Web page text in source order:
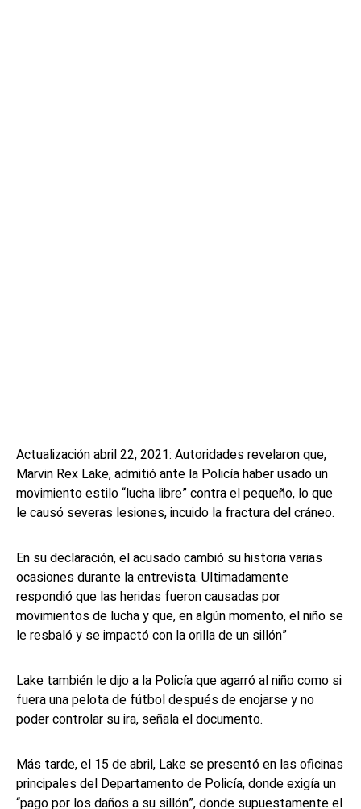
Actualización abril 22, 2021: Autoridades revelaron que,
Marvin Rex Lake, admitió ante la Policía haber usado un
movimiento estilo “lucha libre” contra el pequeño, lo que
le causó severas lesiones, incuido la fractura del cráneo.
En su declaración, el acusado cambió su historia varias
ocasiones durante la entrevista. Ultimadamente
respondió que las heridas fueron causadas por
movimientos de lucha y que, en algún momento, el niño se
le resbaló y se impactó con la orilla de un sillón”
Lake también le dijo a la Policía que agarró al niño como si
fuera una pelota de fútbol después de enojarse y no
poder controlar su ira, señala el documento.
Más tarde, el 15 de abril, Lake se presentó en las oficinas
principales del Departamento de Policía, donde exigía un
“pago por los daños a su sillón”, donde supuestamente el